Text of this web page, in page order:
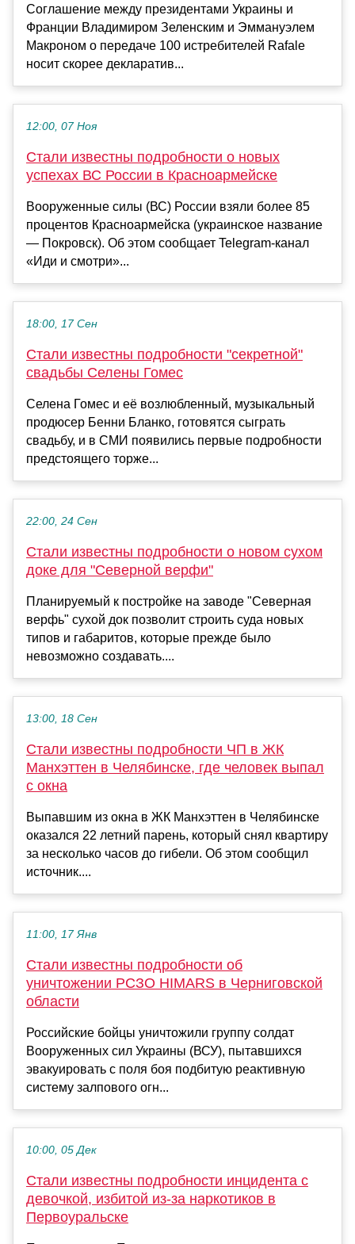
Соглашение между президентами Украины и
Франции Владимиром Зеленским и Эммануэлем
Макроном о передаче 100 истребителей Rafale
носит скорее декларатив...
12:00, 07 Ноя
Стали известны подробности о новых
успехах ВС России в Красноармейске
Вооруженные силы (ВС) России взяли более 85
процентов Красноармейска (украинское название
— Покровск). Об этом сообщает Telegram-канал
«Иди и смотри»...
18:00, 17 Сен
Стали известны подробности "секретной"
свадьбы Селены Гомес
Селена Гомес и её возлюбленный, музыкальный
продюсер Бенни Бланко, готовятся сыграть
свадьбу, и в СМИ появились первые подробности
предстоящего торже...
22:00, 24 Сен
Стали известны подробности о новом сухом
доке для "Северной верфи"
Планируемый к постройке на заводе "Северная
верфь" сухой док позволит строить суда новых
типов и габаритов, которые прежде было
невозможно создавать....
13:00, 18 Сен
Стали известны подробности ЧП в ЖК
Манхэттен в Челябинске, где человек выпал
с окна
Выпавшим из окна в ЖК Манхэттен в Челябинске
оказался 22 летний парень, который снял квартиру
за несколько часов до гибели. Об этом сообщил
источник....
11:00, 17 Янв
Стали известны подробности об
уничтожении РСЗО HIMARS в Черниговской
области
Российские бойцы уничтожили группу солдат
Вооруженных сил Украины (ВСУ), пытавшихся
эвакуировать с поля боя подбитую реактивную
систему залпового огн...
10:00, 05 Дек
Стали известны подробности инцидента с
девочкой, избитой из-за наркотиков в
Первоуральске